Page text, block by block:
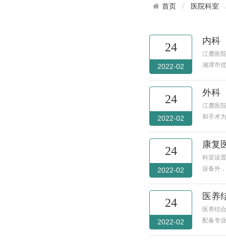
首页 医院科室
24
2022-02
内科
江麓医
湘潭市
24
2022-02
外科
江麓医
和手术
24
2022-02
康复
科室设
设备外
24
2022-02
医养
医养结
配备专